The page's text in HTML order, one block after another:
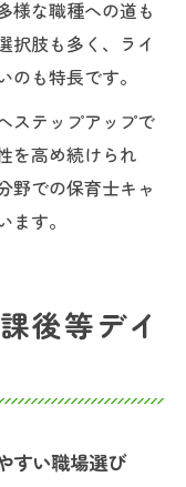
様な職種への道も
択肢も多く、ライ
も特長です。
ステップアップで
を高め続けられ
野での保育士キャ
す。
後等デイ
すい職場選び